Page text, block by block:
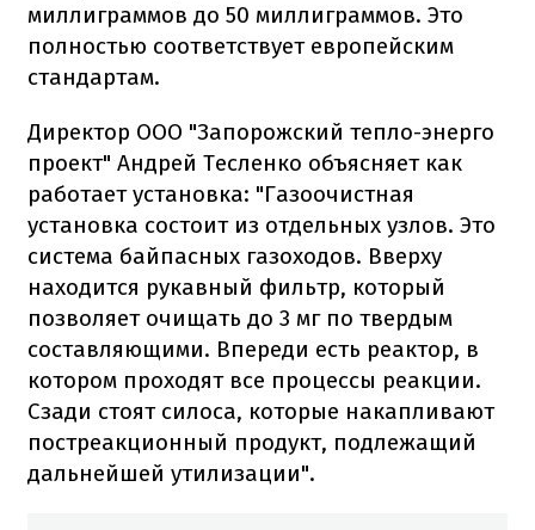
миллиграммов до 50 миллиграммов. Это
полностью соответствует европейским
стандартам.
Директор ООО "Запорожский тепло-энерго
проект" Андрей Тесленко объясняет как
работает установка: "Газоочистная
установка состоит из отдельных узлов. Это
система байпасных газоходов. Вверху
находится рукавный фильтр, который
позволяет очищать до 3 мг по твердым
составляющими. Впереди есть реактор, в
котором проходят все процессы реакции.
Сзади стоят силоса, которые накапливают
постреакционный продукт, подлежащий
дальнейшей утилизации".